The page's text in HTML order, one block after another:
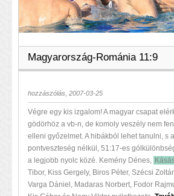
Magyarország-Románia 11:9
hozzászólás, 2007-03-25
Végre egy kis izgalom! A magyar csapat
gödörhöz a vb-n, de komoly veszély nem
elleni győzelmet. A hibákból lehet tanulni, s
pontveszteség nélkül, 51:17-es
a legjobb nyolc közé. Kemény Dénes,
Tibor, Kiss Gergely, Biros Péter, Szécsi
Varga Dániel, Madaras Norbert, Fodor